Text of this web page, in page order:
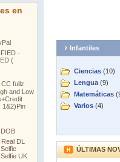
Infantiles
Ciencias (10)
Lengua (9)
Matemáticas
Varios (4)
ÚLTIMAS